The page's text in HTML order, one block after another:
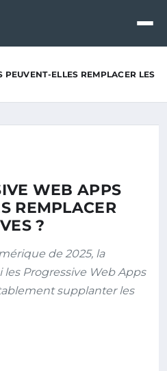
PEUVENT-ELLES REMPLACER LES
WEB APPS
REMPLACER
?
de 2025, la
les Progressive Web Apps
supplanter les